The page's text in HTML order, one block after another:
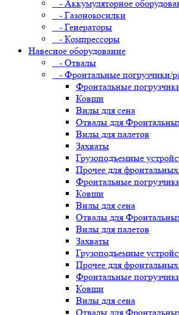
- Аккумуляторное
- Газонокосилки
- Генераторы
- Компрессоры
Навесное оборудование
- Отвалы
- Фронтальные погрузчики/
Фронтальные
Ковши
Вилы для сена
Отвалы для
Вилы для палетов
Захваты
Грузоподъемные
Прочее для
Фронтальные
Ковши
Вилы для сена
Отвалы для
Вилы для палетов
Захваты
Грузоподъемные
Прочее для
Фронтальные
Ковши
Вилы для сена
Отвалы для